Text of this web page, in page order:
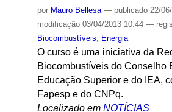
por Mauro Bellesa — publicado22/
modificação03/04/2013 10:44 —
Biocombustíveis, Energia
O curso é uma iniciativa da
Biocombustíveis do Conselho
Educação Superior e do IEA,
Fapesp e do CNPq.
Localizado em NOTÍCIAS